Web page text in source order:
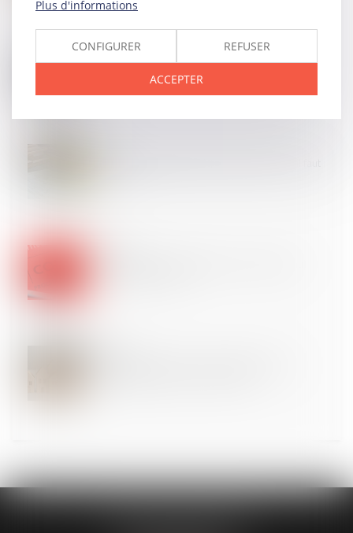
Responsabilité civile de l’avocat : interdiction de
réparer deux fois le même dommage
29AVR.
Plus d'informations
CONFIGURER REFUSER
ACCEPTER